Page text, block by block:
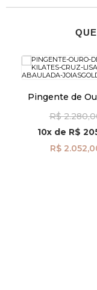
Pingente de
pi24501
R$
10xde R$
R$